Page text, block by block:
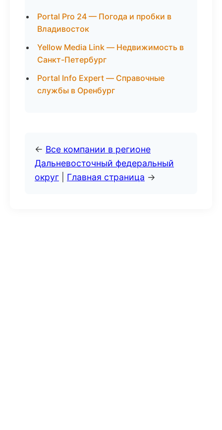
Portal Pro 24 — Погода и пробки в
Владивосток
Yellow Media Link — Недвижимость в
Санкт-Петербург
Portal Info Expert — Справочные
службы в Оренбург
← Все компании в регионе
Дальневосточный федеральный
округ
Главная страница →